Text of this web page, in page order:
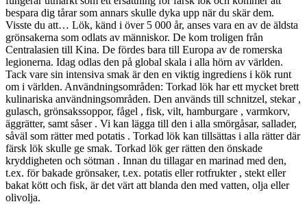
bespara dig tårar som annars skulle dyka upp när du skär dem.
Visste du att… Lök, känd i över 5 000 år, anses vara en av de äldsta
grönsakerna som odlats av människor. De kom troligen från
Centralasien till Kina. De fördes bara till Europa av de romerska
legionerna. Idag odlas den på global skala i alla hörn av världen.
Tack vare sin intensiva smak är den en viktig ingrediens i kök runt
om i världen. Användningsområden: Torkad lök har ett mycket brett
kulinariska användningsområden. Den används till schnitzel, stekar ,
gulasch, grönsakssoppor, fågel , fisk, vilt, hamburgare , varmkorv,
äggrätter, samt såser . Vi kan lägga till den i alla smörgåsar, sallader,
såväl som rätter med potatis . Torkad lök kan tillsättas i alla rätter där
färsk lök skulle ge smak. Torkad lök ger rätten den önskade
kryddigheten och sötman . Innan du tillagar en marinad med den,
t.ex. för bakade grönsaker, t.ex. potatis eller rotfrukter , stekt eller
bakat kött och fisk, är det värt att blanda den med vatten, olja eller
olivolja.